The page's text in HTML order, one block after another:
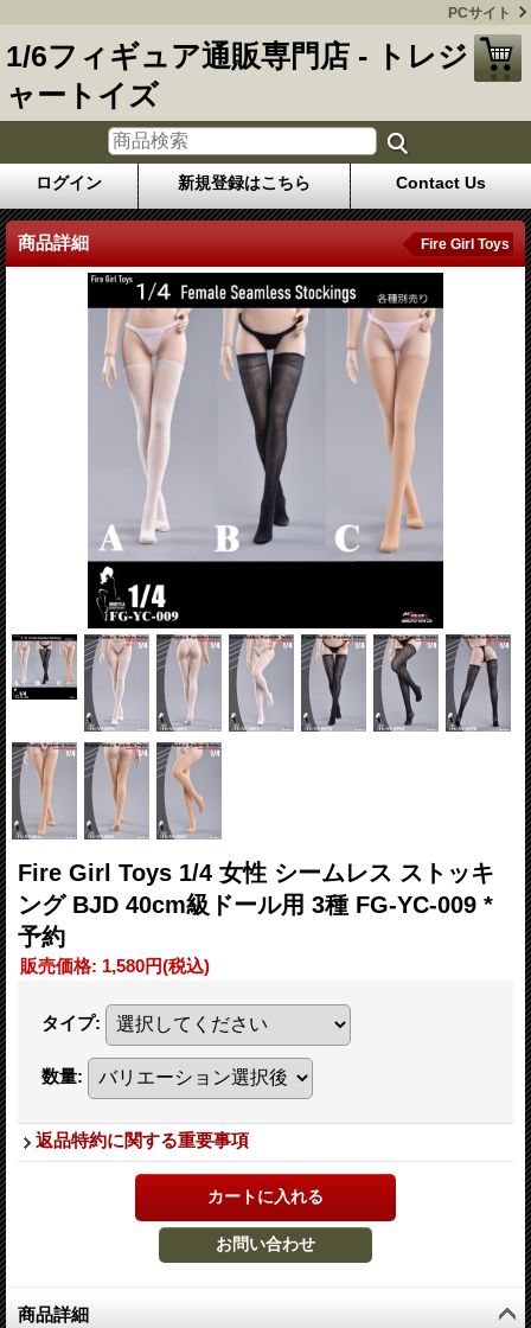
PCサイト
1/6フィギュア通販専門店 - トレジ
ャートイズ
ログイン 新規登録はこちら Contact Us
商品詳細 Fire Girl Toys
Fire Girl Toys 1/4 女性 シームレス ストッキ
ング BJD 40cm級ドール用 3種 FG-YC-009 *
予約
販売価格: 1,580円(税込)
タイプ:
数量:
返品特約に関する重要事項
商品詳細